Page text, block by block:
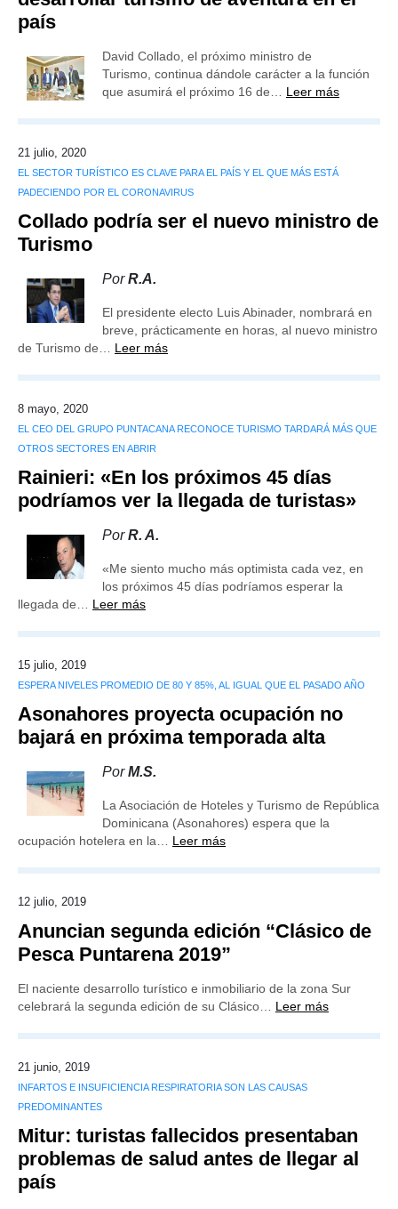
país
David Collado, el próximo ministro de
Turismo, continua dándole carácter a la función
que asumirá el próximo 16 de… Leer más
21 julio, 2020
EL SECTOR TURÍSTICO ES CLAVE PARA EL PAÍS Y EL QUE MÁS ESTÁ
PADECIENDO POR EL CORONAVIRUS
Collado podría ser el nuevo ministro de
Turismo
PorR.A.
El presidente electo Luis Abinader, nombrará en
breve, prácticamente en horas, al nuevo ministro
de Turismo de… Leer más
8 mayo, 2020
EL CEO DEL GRUPO PUNTACANA RECONOCE TURISMO TARDARÁ MÁS QUE
OTROS SECTORES EN ABRIR
Rainieri: «En los próximos 45 días
podríamos ver la llegada de turistas»
PorR. A.
«Me siento mucho más optimista cada vez, en
los próximos 45 días podríamos esperar la
llegada de… Leer más
15 julio, 2019
ESPERA NIVELES PROMEDIO DE 80 Y 85%, AL IGUAL QUE EL PASADO AÑO
Asonahores proyecta ocupación no
bajará en próxima temporada alta
PorM.S.
La Asociación de Hoteles y Turismo de República
Dominicana (Asonahores) espera que la
ocupación hotelera en la… Leer más
12 julio, 2019
Anuncian segunda edición “Clásico de
Pesca Puntarena 2019”
El naciente desarrollo turístico e inmobiliario de la zona Sur
celebrará la segunda edición de su Clásico… Leer más
21 junio, 2019
INFARTOS E INSUFICIENCIA RESPIRATORIA SON LAS CAUSAS
PREDOMINANTES
Mitur: turistas fallecidos presentaban
problemas de salud antes de llegar al
país